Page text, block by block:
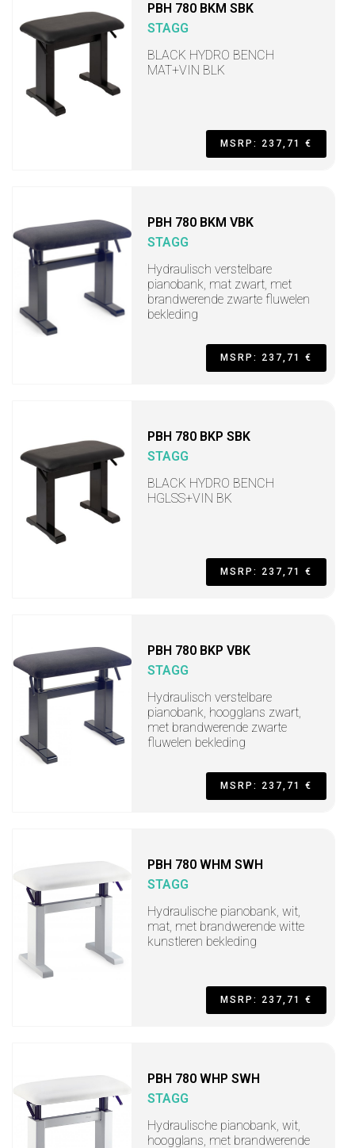
PBH 780 BKM SBK
STAGG
BLACK HYDRO BENCH
MAT+VIN BLK
MSRP: 237,71 €
PBH 780 BKM VBK
STAGG
Hydraulisch verstelbare
pianobank, mat zwart, met
brandwerende zwarte fluwelen
bekleding
MSRP: 237,71 €
PBH 780 BKP SBK
STAGG
BLACK HYDRO BENCH
HGLSS+VIN BK
MSRP: 237,71 €
PBH 780 BKP VBK
STAGG
Hydraulisch verstelbare
pianobank, hoogglans zwart,
met brandwerende zwarte
fluwelen bekleding
MSRP: 237,71 €
PBH 780 WHM SWH
STAGG
Hydraulische pianobank, wit,
mat, met brandwerende witte
kunstleren bekleding
MSRP: 237,71 €
PBH 780 WHP SWH
STAGG
Hydraulische pianobank, wit,
hoogglans, met brandwerende